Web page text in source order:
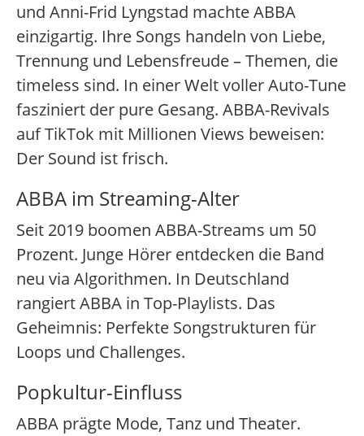
und Anni-Frid Lyngstad machte ABBA
einzigartig. Ihre Songs handeln von Liebe,
Trennung und Lebensfreude – Themen, die
timeless sind. In einer Welt voller Auto-Tune
fasziniert der pure Gesang. ABBA-Revivals
auf TikTok mit Millionen Views beweisen:
Der Sound ist frisch.
ABBA im Streaming-Alter
Seit 2019 boomen ABBA-Streams um 50
Prozent. Junge Hörer entdecken die Band
neu via Algorithmen. In Deutschland
rangiert ABBA in Top-Playlists. Das
Geheimnis: Perfekte Songstrukturen für
Loops und Challenges.
Popkultur-Einfluss
ABBA prägte Mode, Tanz und Theater.